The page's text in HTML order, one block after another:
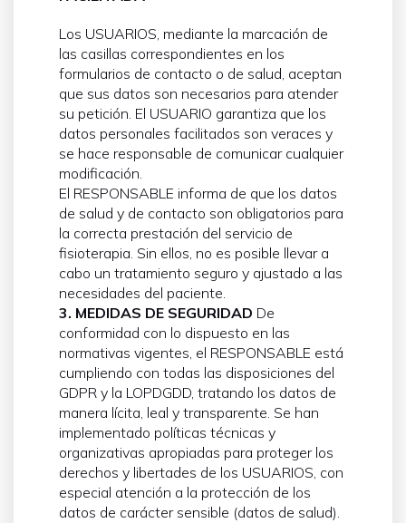
Los USUARIOS, mediante la marcación de
las casillas correspondientes en los
formularios de contacto o de salud, aceptan
que sus datos son necesarios para atender
su petición. El USUARIO garantiza que los
datos personales facilitados son veraces y
se hace responsable de comunicar cualquier
modificación.
El RESPONSABLE informa de que los datos
de salud y de contacto son obligatorios para
la correcta prestación del servicio de
fisioterapia. Sin ellos, no es posible llevar a
cabo un tratamiento seguro y ajustado a las
necesidades del paciente.
3. MEDIDAS DE SEGURIDAD De
conformidad con lo dispuesto en las
normativas vigentes, el RESPONSABLE está
cumpliendo con todas las disposiciones del
GDPR y la LOPDGDD, tratando los datos de
manera lícita, leal y transparente. Se han
implementado políticas técnicas y
organizativas apropiadas para proteger los
derechos y libertades de los USUARIOS, con
especial atención a la protección de los
datos de carácter sensible (datos de salud).